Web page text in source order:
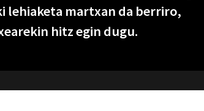
lehiaketa martxan da berriro,
hitz egin dugu.